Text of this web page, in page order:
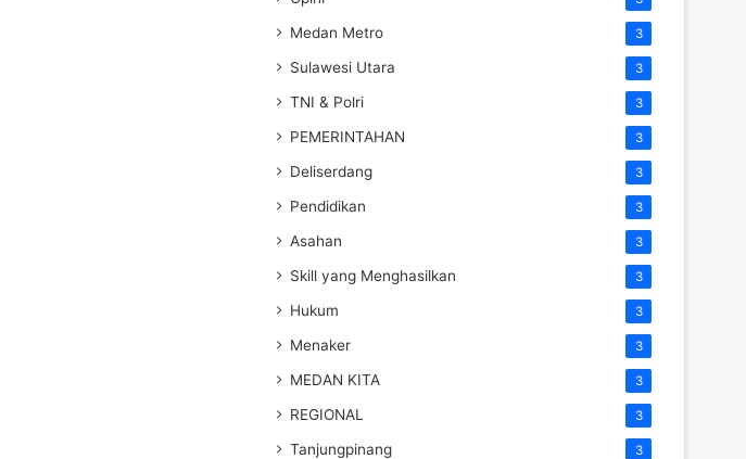
Medan Metro 3
Sulawesi Utara 3
TNI & Polri 3
PEMERINTAHAN 3
Deliserdang 3
Pendidikan 3
Asahan 3
Skill yang Menghasilkan 3
Hukum 3
Menaker 3
MEDAN KITA 3
REGIONAL 3
Tanjungpinang 3